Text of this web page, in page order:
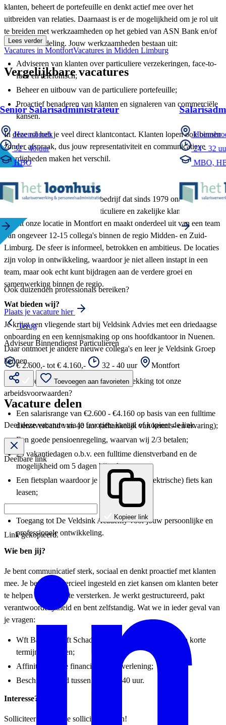
klanten, beheert de portefeuille en denkt actief mee over het
uitbreiden van relaties. Daarnaast is er de mogelijkheid om je rol uit
te breiden met werkzaamheden op het gebied van ASN Bank en/of
schadebehandeling. Jouw werkzaamheden bestaan uit:
Adviseren van klanten over particuliere verzekeringen, face-to-
face en telefonisch;
Beheer en uitbouw van de particuliere portefeuille;
Proactief benaderen van klanten en signaleren van commerciële
kansen.
In deze rol heb je veel direct klantcontact. Klanten lopen ook binnen
zonder afspraak, dus jouw representativiteit en communicatieve
vaardigheden maken het verschil.
Veldsink Advies is een familiebedrijf dat sinds 1979 onafhankelijk
financieel advies biedt aan particuliere en zakelijke klanten. Je werkt
vanuit onze locatie in Montfort en maakt onderdeel uit van een team
van ongeveer 12-15 collega's binnen de regio Midden- en Zuid-
Limburg. De sfeer is informeel, betrokken en ambitieus. De locaties
zijn volop in ontwikkeling, waardoor je niet alleen instapt in een
team, maar ook echt kunt bijdragen aan de verdere groei en
samenwerking binnen de regio.
Wat bieden wij?
Je krijgt een vliegende start bij Veldsink Advies met een driedaagse
onboarding en een kennismaking op ons hoofdkantoor in Nuenen.
Daar ontmoet je andere nieuwe collega's en leer je Veldsink Groep
kennen.
Waar je verder aan mag denken met betrekking tot onze
arbeidsvoorwaarden?
Een salarisrange van €2.600 - €4.160 op basis van een fulltime
dienstverband van 40 uur (afhankelijk van kennis- en ervaring);
Een goede pensioenregeling, waarvan wij 2/3 betalen;
29 vakantiedagen o.b.v. een fulltime dienstverband en de
mogelijkheid om 5 dagen bij te kopen;
Een fietsplan waardoor je voordelig een (elektrische) fiets kan
leasen;
Voordeliger sporten;
Toegang tot De Veldsink Academy voor jouw persoonlijke en
professionele ontwikkeling.
Wie ben jij?
Je bent communicatief sterk, sociaal en denkt proactief met klanten
mee. Je bent commercieel ingesteld en ziet kansen om klanten beter
te helpen en relaties te versterken. Je werkt gestructureerd, pakt
verantwoordelijkheid en bent zelfstandig. Wat we in ieder geval van
je vragen:
Wft Basis en Wft Schade Particulier of bereid deze op korte
termijn te behalen;
Affiniteit met de financiële dienstverlening;
Beschikbaarheid tussen de 32 en 40 uur.
Interesse?
Solliciteer dan via de sollicitatiebutton!
Lees verder
Vacatures in MontfortVacatures in Midden Limburg
Vergelijkbare vacatures
Senior Salarisadministrateur
Hoensbroek
32 - 40 uur
HBO
24 - 32
MBO,
Ook duizenden professionals bereiken?
Plaats je vacature hier
Terug
Adviseur Binnendienst Particulieren
€ 2.600,- tot € 4.160,- 32 - 40 uur Montfort
Toevoegen aan favorieten
Vacature delen
Deel deze vacature via je favoriete kanaal of kopieer de link.
Deelbare link
Kopieer link
Link gekopieerd.